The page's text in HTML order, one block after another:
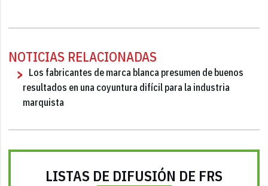
NOTICIAS RELACIONADAS
Los fabricantes de marca blanca presumen de buenos
resultados en una coyuntura difícil para la industria
marquista
LISTAS DE DIFUSIÓN DE FRS